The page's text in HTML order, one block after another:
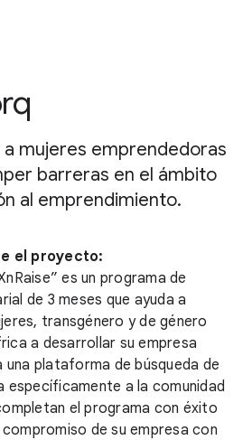
mujeres emprendedoras
barreras en el ámbito
al emprendimiento.
el proyecto:
es un programa de
de 3 meses que ayuda a
transgénero y de género
a desarrollar su empresa
plataforma de búsqueda de
específicamente a la comunidad
el programa con éxito
de su empresa con